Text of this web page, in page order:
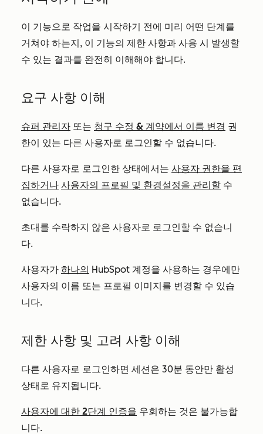
이 기능으로 작업을 시작하기 전에 미리 어떤 단계를
거쳐야 하는지, 이 기능의 제한 사항과 사용 시 발생할
수 있는 결과를 완전히 이해해야 합니다.
요구 사항 이해
슈퍼 관리자 또는 청구 수정 & 계약에서 이름 변경 권
한이 있는 다른 사용자로 로그인할 수 없습니다.
다른 사용자로 로그인한 상태에서는 사용자 권한을 편
집하거나 사용자의 프로필 및 환경설정을 관리할 수
없습니다.
초대를 수락하지 않은 사용자로 로그인할 수 없습니
다.
사용자가 하나의 HubSpot 계정을 사용하는 경우에만
사용자의 이름 또는 프로필 이미지를 변경할 수 있습
니다.
제한 사항 및 고려 사항 이해
다른 사용자로 로그인하면 세션은 30분 동안만 활성
상태로 유지됩니다.
사용자에 대한 2단계 인증을 우회하는 것은 불가능합
니다.